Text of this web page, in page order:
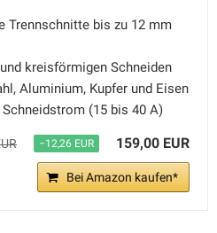
Trennschnitte bis zu 12 mm
kreisförmigen Schneiden
Aluminium, Kupfer und Eisen
(15 bis 40 A)
−12,26 EUR 159,00 EUR
Bei Amazon kaufen*